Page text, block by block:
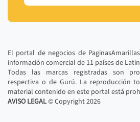
El portal de negocios de
información comercial de 11 países de
Todas las marcas registradas son
respectiva o de Gurú. La reproducción
material contenido en este portal está
AVISO LEGAL© Copyright2026